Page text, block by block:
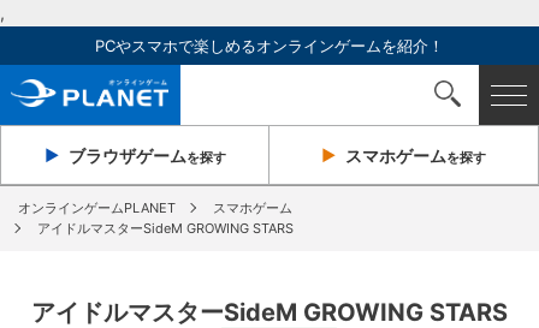
,
PCやスマホで楽しめるオンラインゲームを紹介！
ブラウザゲームを探す スマホゲームを探す
オンラインゲームPLANET
スマホゲーム
アイドルマスターSideM GROWING STARS
アイドルマスターSideM GROWING STARS